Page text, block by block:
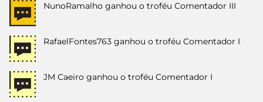
NunoRamalho ganhou o troféu Comentador III
RafaelFontes763 ganhou o troféu Comentador I
JM Caeiro ganhou o troféu Comentador I